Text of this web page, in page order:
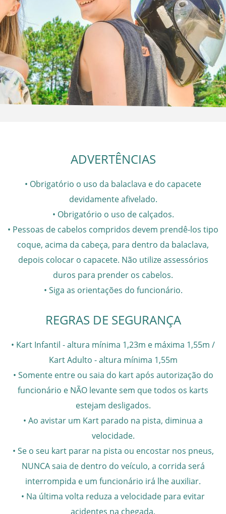
ADVERTÊNCIAS
• Obrigatório o uso da balaclava e do capacete
devidamente afivelado.
• Obrigatório o uso de calçados.
• Pessoas de cabelos compridos devem prendê-los tipo
coque, acima da cabeça, para dentro da balaclava,
depois colocar o capacete. Não utilize assessórios
duros para prender os cabelos.
• Siga as orientações do funcionário.
REGRAS DE SEGURANÇA
• Kart Infantil - altura mínima 1,23m e máxima 1,55m /
Kart Adulto - altura mínima 1,55m
• Somente entre ou saia do kart após autorização do
funcionário e NÃO levante sem que todos os karts
estejam desligados.
• Ao avistar um Kart parado na pista, diminua a
velocidade.
• Se o seu kart parar na pista ou encostar nos pneus,
NUNCA saia de dentro do veículo, a corrida será
interrompida e um funcionário irá lhe auxiliar.
• Na última volta reduza a velocidade para evitar
acidentes na chegada.